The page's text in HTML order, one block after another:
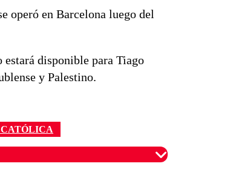
operó en Barcelona luego del
disponible para Tiago
y Palestino.